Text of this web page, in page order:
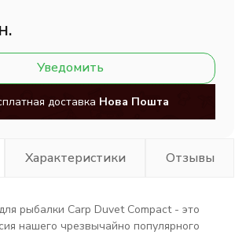
Уведомить
доставка Нова Пошта
Характеристики Отзывы
рыбалки Carp Duvet Compact - это
нашего чрезвычайно популярного